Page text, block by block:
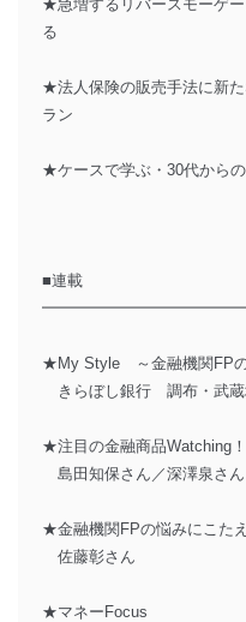
★急増するリバースモーゲ
る
★法人保険の販売手法に新
ラン
★ケースで学ぶ・30代から
■連載
★My Style ～金融機関FP
きらぼし銀行 調布・武
★注目の金融商品Watching！
島田知保さん／深澤泉さん
★金融機関FPの悩みにこた
佐藤彰さん
★マネーFocus